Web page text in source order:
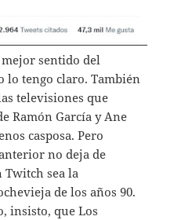
sentido del
lo tengo claro. También
televisiones que
Ramón García y Ane
casposa. Pero
no deja de
Twitch sea la
de los años 90.
insisto, que Los